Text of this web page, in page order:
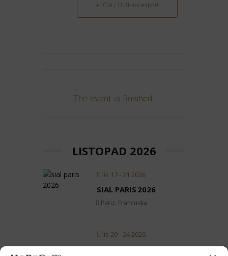
+ iCal / Outlook export
The event is finished.
LISTOPAD 2026
lis 17 - 21 2026
SIAL PARIS 2026
Pariz, Francuska
lis 20 - 24 2026
HORECA ADRIA